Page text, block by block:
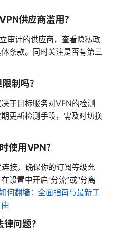
供应商滥用？
审计的供应商，查看隐私政
条款。同时关注是否有第三
制吗？
于目标服务对VPN的检测
更新检测手段，需及时切换
使用VPN？
接，确保你的订阅等级允
设置中开启“分流”或“分离
何翻墙：全面指南与最新工
问题？